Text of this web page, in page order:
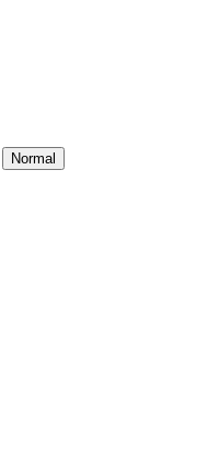
Normal